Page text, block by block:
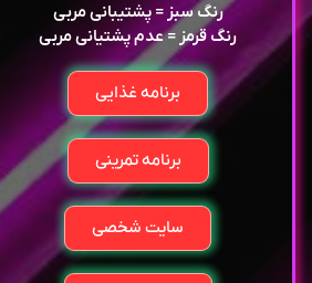
رنگ سبز = پشتیبانی مربی
رنگ قرمز = عدم پشتیانی مربی
برنامه غذایی
برنامه تمرینی
سایت شخصی